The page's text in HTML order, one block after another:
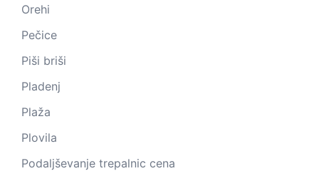
Orehi
Pečice
Piši briši
Pladenj
Plaža
Plovila
Podaljševanje trepalnic cena